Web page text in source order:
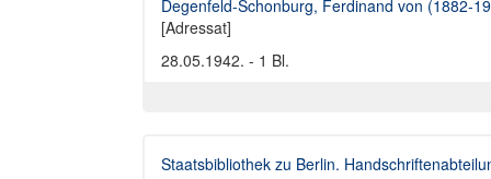
Degenfeld-Schonburg, Ferdinand von (1882-
[Adressat]
28.05.1942. - 1 Bl.
Staatsbibliothek zu Berlin.